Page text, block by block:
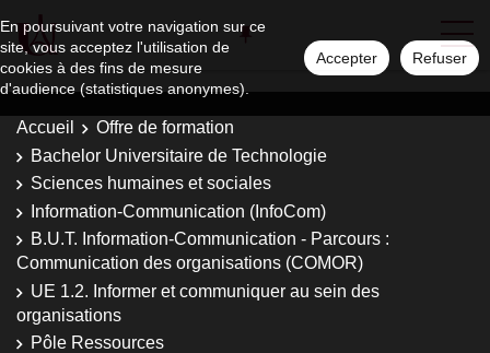
En poursuivant votre navigation sur ce
site, vous acceptez l'utilisation de
cookies à des fins de mesure
d'audience (statistiques anonymes).
Accepter Refuser
Accueil
Offre de formation
Bachelor Universitaire de Technologie
Sciences humaines et sociales
Information-Communication (InfoCom)
B.U.T. Information-Communication - Parcours :
Communication des organisations (COMOR)
UE 1.2. Informer et communiquer au sein des
organisations
Pôle Ressources